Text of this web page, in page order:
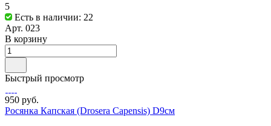
5
Есть в наличии: 22
Арт. 023
В корзину
Быстрый просмотр
950 руб.
Росянка Капская (Drosera Capensis) D9см